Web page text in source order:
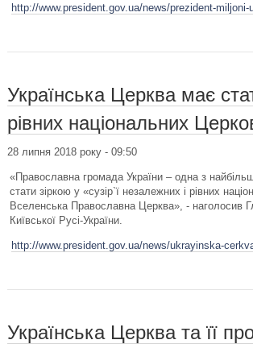
http://www.president.gov.ua/news/prezident-
Українська Церква має
рівних національних
28 липня 2018 року - 09:50
«Православна громада України – одна з
стати зіркою у «сузір`ї незалежних і рівних
Вселенська Православна Церква», - наголосив
Київської Русі-України.
http://www.president.gov.ua/news/ukrayinska-
Українська Церква та її